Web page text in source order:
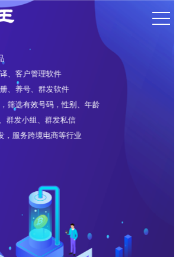
、客户管理软件
、养号、群发软件
筛选有效号码，性别、年龄
群发小组、群发私信
，服务跨境电商等行业